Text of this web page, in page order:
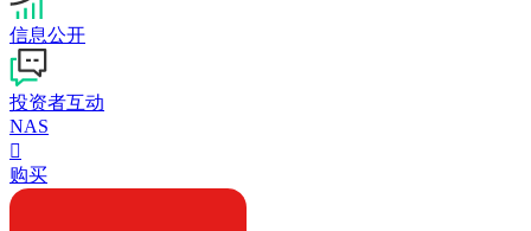
信息公开
投资者互动
NAS

购买